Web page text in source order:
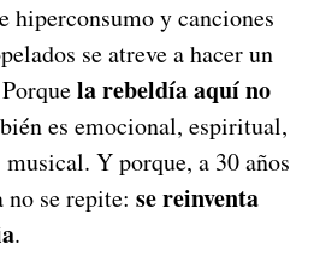
hiperconsumo y canciones
se atreve a hacer un
la rebeldía aquí no
es emocional, espiritual,
Y porque, a 30 años
no se repite: se reinventa
.